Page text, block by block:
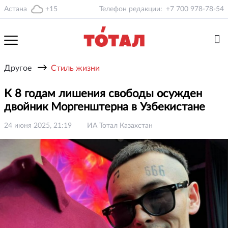
Астана +15 Телефон редакции: +7 700 978-78-54
Другое → Стиль жизни
К 8 годам лишения свободы осужден
двойник Моргенштерна в Узбекистане
24 июня 2025, 21:19 ИА Тотал Казахстан